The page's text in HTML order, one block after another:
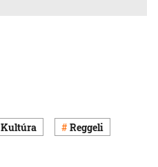
Kultúra Reggeli